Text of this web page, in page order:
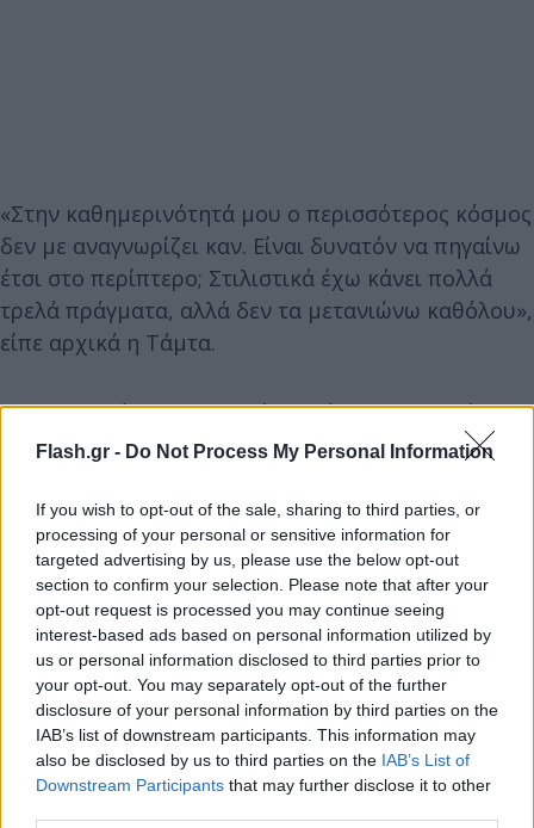
Flash.gr - Do Not Process My Personal Information
If you wish to opt-out of the sale, sharing to third parties, or
processing of your personal or sensitive information for
targeted advertising by us, please use the below opt-out
section to confirm your selection. Please note that after your
opt-out request is processed you may continue seeing
interest-based ads based on personal information utilized by
us or personal information disclosed to third parties prior to
your opt-out. You may separately opt-out of the further
disclosure of your personal information by third parties on the
IAB’s list of downstream participants. This information may
also be disclosed by us to third parties on the IAB’s List of
Downstream Participants that may further disclose it to other
«Στην καθημερινότητά μου ο περισσότερος κόσμος
δεν με αναγνωρίζει καν. Είναι δυνατόν να πηγαίνω
έτσι στο περίπτερο; Στιλιστικά έχω κάνει πολλά
τρελά πράγματα, αλλά δεν τα μετανιώνω καθόλου»,
είπε αρχικά η Τάμτα.
Όσον αφορά την ελληνική ταυτότητα που απέκτησε
πρόσφατα,